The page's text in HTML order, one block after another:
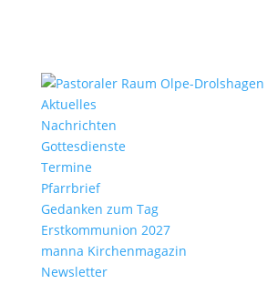
Aktu­elles
Nach­richten
Gottes­dienste
Termine
Pfarr­brief
Gedanken zum Tag
Erst­kom­mu­nion 2027
manna Kirchen­ma­gazin
News­letter